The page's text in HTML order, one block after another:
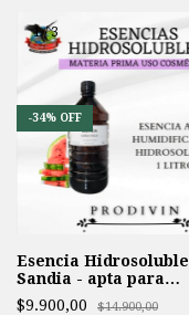
1/3
-34% OFF
Esencia Hidrosoluble
Sandia - apta para
Humidificador -
$9.900,00 $14.900,00